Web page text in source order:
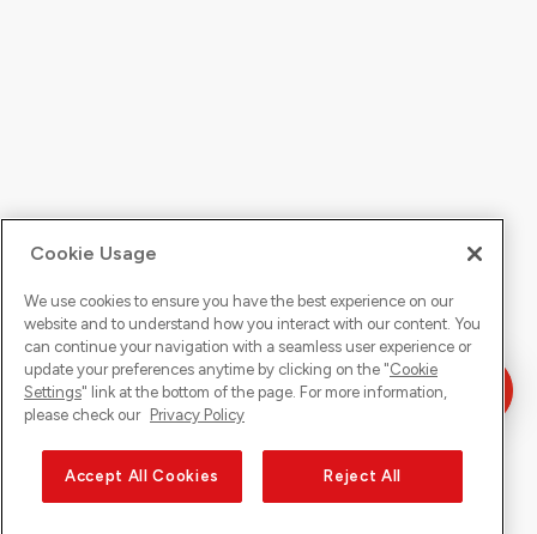
Cookie Usage
We use cookies to ensure you have the best experience on our
website and to understand how you interact with our content. You
can continue your navigation with a seamless user experience or
update your preferences anytime by clicking on the "Cookie
Settings" link at the bottom of the page. For more information,
please check our Privacy Policy
Accept All Cookies Reject All